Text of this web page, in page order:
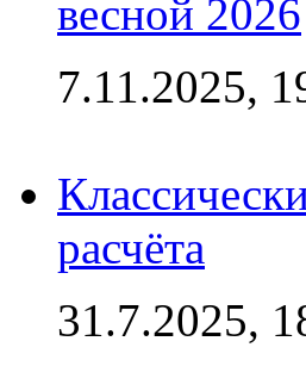
весной 2026
7.11.2025,
расчёта
31.7.2025,